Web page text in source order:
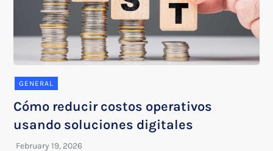
GENERAL
Cómo reducir costos operativos
usando soluciones digitales